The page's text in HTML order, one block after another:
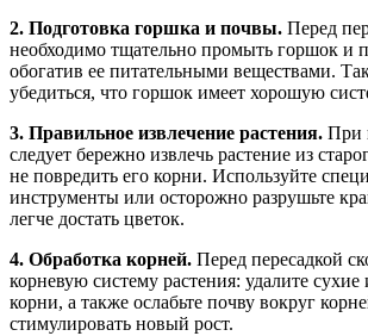
2. Подготовка горшка и почвы. Перед
необходимо тщательно промыть горшок и
обогатив ее питательными веществами.
убедиться, что горшок имеет хорошую
3. Правильное извлечение растения. При
следует бережно извлечь растение из
не повредить его корни. Используйте
инструменты или осторожно разрушьте
легче достать цветок.
4. Обработка корней. Перед пересадкой
корневую систему растения: удалите
корни, а также ослабьте почву вокруг
стимулировать новый рост.